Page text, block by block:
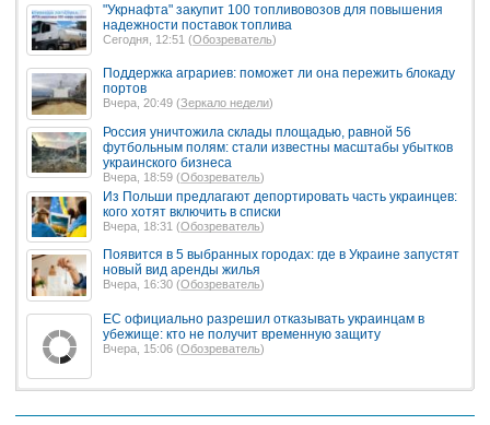
"Укрнафта" закупит 100 топливовозов для повышения
надежности поставок топлива
Сегодня, 12:51 (Обозреватель)
Поддержка аграриев: поможет ли она пережить блокаду
портов
Вчера, 20:49 (Зеркало недели)
Россия уничтожила склады площадью, равной 56
футбольным полям: стали известны масштабы убытков
украинского бизнеса
Вчера, 18:59 (Обозреватель)
Из Польши предлагают депортировать часть украинцев:
кого хотят включить в списки
Вчера, 18:31 (Обозреватель)
Появится в 5 выбранных городах: где в Украине запустят
новый вид аренды жилья
Вчера, 16:30 (Обозреватель)
ЕС официально разрешил отказывать украинцам в
убежище: кто не получит временную защиту
Вчера, 15:06 (Обозреватель)